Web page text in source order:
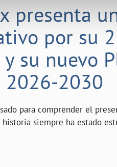
presenta
por su
su nuevo
2026-2030
para comprender el
siempre ha estado